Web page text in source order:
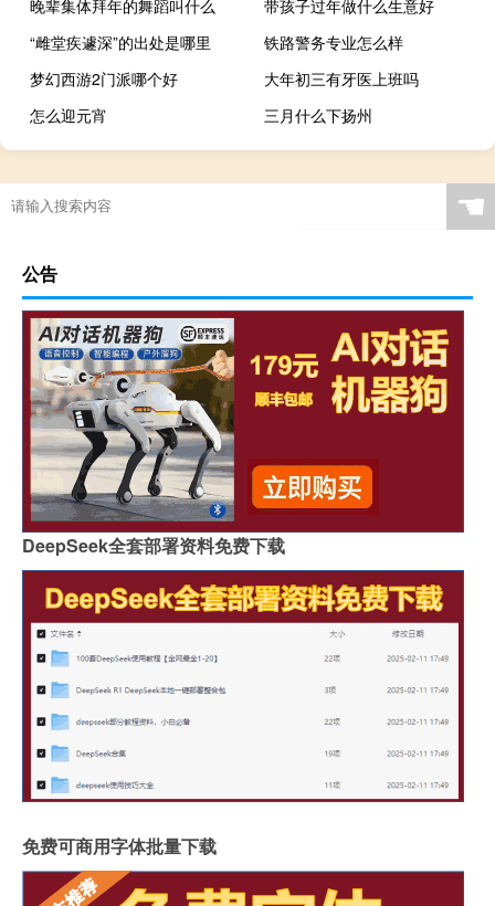
晚辈集体拜年的舞蹈叫什么
带孩子过年做什么生意好
“雌堂疾遽深”的出处是哪里
铁路警务专业怎么样
梦幻西游2门派哪个好
大年初三有牙医上班吗
怎么迎元宵
三月什么下扬州
☚
公告
DeepSeek全套部署资料免费下载
免费可商用字体批量下载